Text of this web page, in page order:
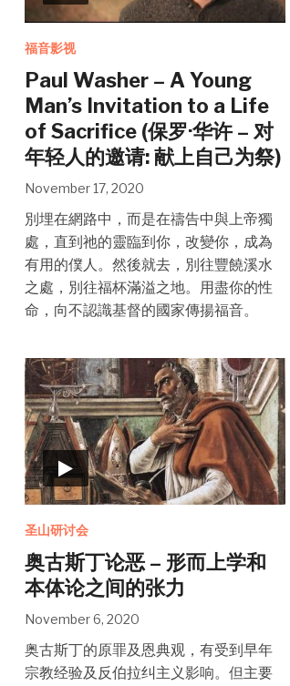
福音影视
Paul Washer – A Young
Man’s Invitation to a Life
of Sacrifice (保罗·华许 – 对
年轻人的邀请: 献上自己为祭)
November 17, 2020
別埋在網路中，而是在禱告中與上帝獨
處，直到祂的靈臨到你，改變你，成為
有用的僕人。然後就去，別往豐饒溪水
之處，別往福杯滿溢之地。用盡你的性
命，向不認識基督的國家傳揚福音。
圣山研讨会
奥古斯丁论恶 – 形而上学和
本体论之间的张力
November 6, 2020
奥古斯丁的原罪及恩典观，有受到早年
宗教经验及反伯拉纠主义影响。但主要